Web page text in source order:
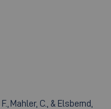
Mahler, C., & Elsbernd,